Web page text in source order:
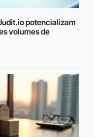
potencializam
volumes de